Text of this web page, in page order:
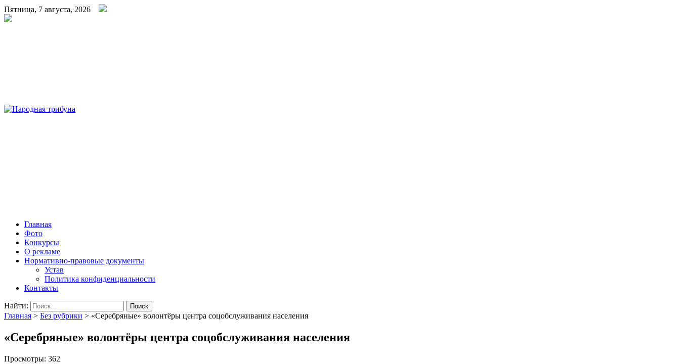
Пятница, 7 августа, 2026
Главная
Фото
Конкурсы
О рекламе
Нормативно-правовые документы
Устав
Политика конфиденциальности
Контакты
Найти:
Главная > Без рубрики > «Серебряные» волонтёры центра соцобслуживания населения
«Серебряные» волонтёры центра соцобслуживания населения
Просмотры: 362